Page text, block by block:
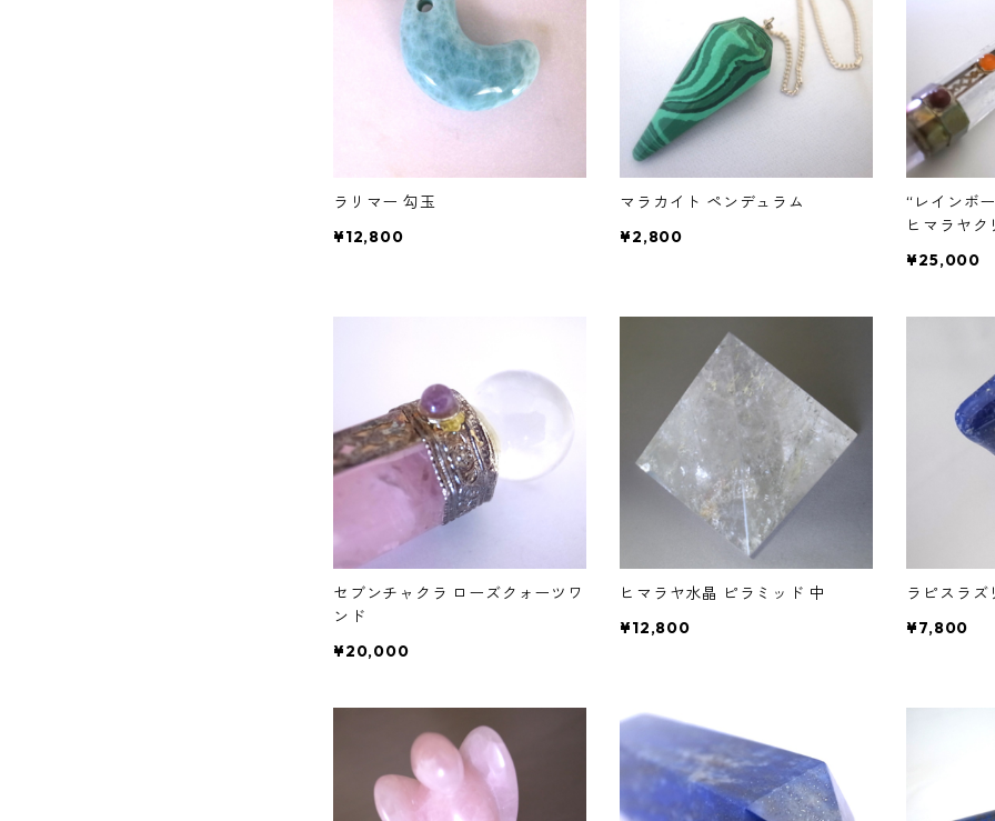
ラリマー 勾玉
¥12,800
マラカイト ペンデュラム
¥2,800
“レインボ
ヒマラヤ
¥25,000
セブンチャクラ ローズクォーツワ
ンド
¥20,000
ヒマラヤ水晶 ピラミッド 中
¥12,800
ラピスラズ
¥7,800